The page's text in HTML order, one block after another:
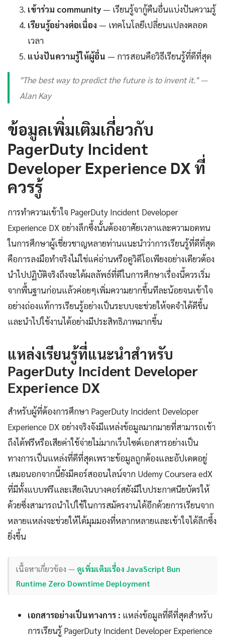
เข้าร่วม community — เรียนรู้จากู้คืนอื่นแบ่งปันความรู้
เรียนรู้อย่างต่อเนื่อง — เทคโนโลยีเปลี่ยนแปลงตลอด
เวลา
แบ่งปันความรู้ให้ผู้อื่น — การสอนคือวิธีเรียนรู้ที่ดีที่สุด
"The best way to predict the future is to invent it." —
Alan Kay
ข้อมูลเพิ่มเติมเกี่ยวกับ
PagerDuty Incident
Developer Experience DX ที่
ควรรู้
การทำความเข้าใจ PagerDuty Incident Developer
Experience DX อย่างลึกซึ้งนั้นต้องอาศัยเวลาและความอดทน
ในการศึกษาผู้เชี่ยวชาญหลายท่านแนะนำว่าการเรียนรู้ที่ดีที่สุด
คือการลงมือทำจริงไม่ใช่แค่อ่านหรือดูวิดีโอเพียงอย่างเดียวต้อง
นำไปปฏิบัติจริงถึงจะได้ผลลัพธ์ที่ดีในการศึกษาเรื่องนี้ควรเริ่ม
จากพื้นฐานก่อนแล้วค่อยๆเพิ่มความยากขึ้นทีละน้อยจนเข้าใจ
อย่างถ่องแท้การเรียนรู้อย่างเป็นระบบจะช่วยให้จดจำได้ดีขึ้น
และนำไปใช้งานได้อย่างมีประสิทธิภาพมากขึ้น
แหล่งเรียนรู้ที่แนะนำสำหรับ
PagerDuty Incident Developer
Experience DX
สำหรับผู้ที่ต้องการศึกษา PagerDuty Incident Developer
Experience DX อย่างจริงจังมีแหล่งข้อมูลมากมายที่สามารถเข้า
ถึงได้ฟรีหรือเสียค่าใช้จ่ายไม่มากเว็บไซต์เอกสารอย่างเป็น
ทางการเป็นแหล่งที่ดีที่สุดเพราะข้อมูลถูกต้องและอัปเดตอยู่
เสมอนอกจากนี้ยังมีคอร์สออนไลน์จาก Udemy Coursera edX
ที่มีทั้งแบบฟรีและเสียเงินบางคอร์สยังมีใบประกาศนียบัตรให้
ด้วยซึ่งสามารถนำไปใช้ในการสมัครงานได้อีกด้วยการเรียนจาก
หลายแหล่งจะช่วยให้ได้มุมมองที่หลากหลายและเข้าใจได้ลึกซึ้ง
ยิ่งขึ้น
เนื้อหาเกี่ยวข้อง — ดูเพิ่มเติมเรื่อง JavaScript Bun
Runtime Zero Downtime Deployment
เอกสารอย่างเป็นทางการ : แหล่งข้อมูลที่ดีที่สุดสำหรับ
การเรียนรู้ PagerDuty Incident Developer Experience